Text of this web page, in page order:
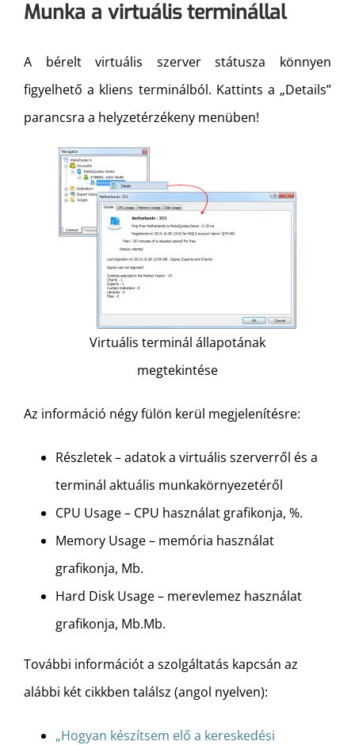
Munka a virtuális terminállal
A bérelt virtuális szerver státusza könnyen
figyelhető a kliens terminálból. Kattints a „Details”
parancsra a helyzetérzékeny menüben!
Virtuális terminál állapotának
megtekintése
Az információ négy fülön kerül megjelenítésre:
Részletek – adatok a virtuális szerverről és a
terminál aktuális munkakörnyezetéről
CPU Usage – CPU használat grafikonja, %.
Memory Usage – memória használat
grafikonja, Mb.
Hard Disk Usage – merevlemez használat
grafikonja, Mb.Mb.
További információt a szolgáltatás kapcsán az
alábbi két cikkben találsz (angol nyelven):
„Hogyan készítsem elő a kereskedési